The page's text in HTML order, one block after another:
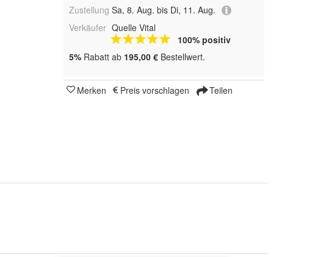
Zustellung Sa, 8. Aug. bis Di, 11. Aug.
Verkäufer Quelle Vital
100% positiv
5% Rabatt ab 195,00 € Bestellwert.
Merken Preis vorschlagen Teilen